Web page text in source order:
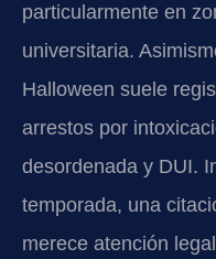
particularmente en
universitaria.
Halloween suele
arrestos por
desordenada y DUI.
temporada, una
merece atención